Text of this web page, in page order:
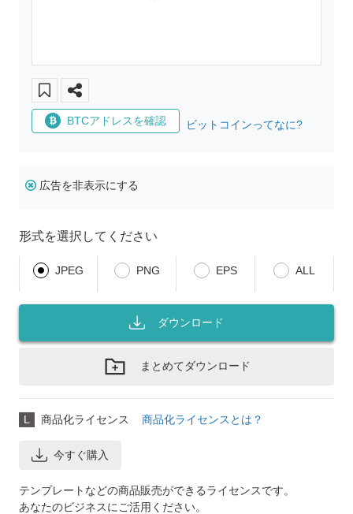
BTCアドレスを確認 ビットコインってなに?
広告を非表示にする
形式を選択してください
JPEG PNG EPS ALL
ダウンロード
まとめてダウンロード
L 商品化ライセンス 商品化ライセンスとは？
今すぐ購入
テンプレートなどの商品販売ができるライセンスです。
あなたのビジネスにご活用ください。